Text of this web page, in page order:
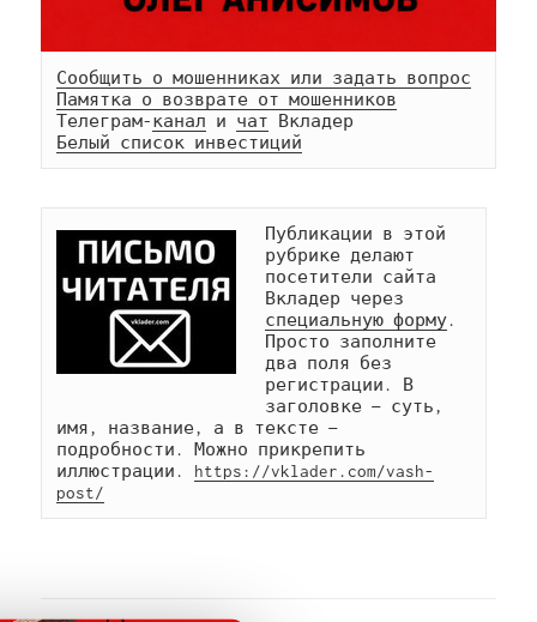
Сообщить о мошенниках или задать вопрос
Памятка о возврате от мошенников
Телеграм-канал и чат
Белый список инвестиций
Публикации в этой
рубрике делают
посетители сайта
специальную форму.
Просто заполните
два поля без
регистрации. В
заголовке — суть,
имя, название, а в тексте —
подробности. Можно прикрепить
иллюстрации. https://vklader.com/vash-
post/